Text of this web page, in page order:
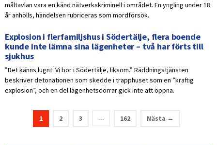
måltavlan vara en känd nätverkskriminell i området. En yngling under 18
år anhölls, händelsen rubriceras som mordförsök.
Explosion i flerfamiljshus i Södertälje, flera boende
kunde inte lämna sina lägenheter – två har förts till
sjukhus
”Det känns lugnt. Vi bor i Södertälje, liksom.” Räddningstjänsten
beskriver detonationen som skedde i trapphuset som en ”kraftig
explosion”, och en del lägenhetsdörrar gick inte att öppna.
1 2 3 … 162 Nästa →